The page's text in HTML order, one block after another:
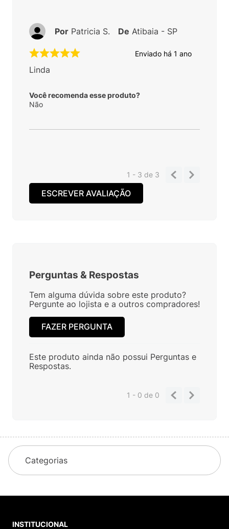
Enviado há 1 ano
Linda
Você recomenda esse produto?
Não
Por Patricia S. De Atibaia - SP
1 - 3de 3
ESCREVER AVALIAÇÃO
Perguntas & Respostas
Tem alguma dúvida sobre este produto?
Pergunte ao lojista e a outros compradores!
FAZER PERGUNTA
Este produto ainda não possui Perguntas e
Respostas.
1 - 0de 0
Categorias
INSTITUCIONAL